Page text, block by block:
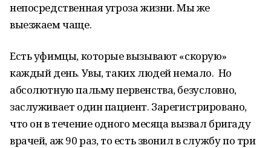
непосредственная угроза жизни. Мы же
выезжаем чаще.
Есть уфимцы, которые вызывают «скорую»
каждый день. Увы, таких людей немало. Но
абсолютную пальму первенства, безусловно,
заслуживает один пациент. Зарегистрировано,
что он в течение одного месяца вызвал бригаду
врачей, аж 90 раз, то есть звонил в службу по три